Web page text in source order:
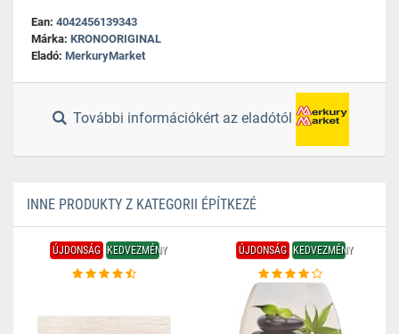
Ean: 4042456139343
Márka: KRONOORIGINAL
Eladó: MerkuryMarket
További információkért az eladótól
INNE PRODUKTY Z KATEGORII ÉPÍTKEZÉ
ÚJDONSÁG KEDVEZMÉNY ÚJDONSÁG KEDVEZMÉNY